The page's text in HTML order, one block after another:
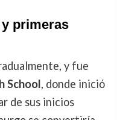
primeras
y fue
School, donde inició
de sus inicios